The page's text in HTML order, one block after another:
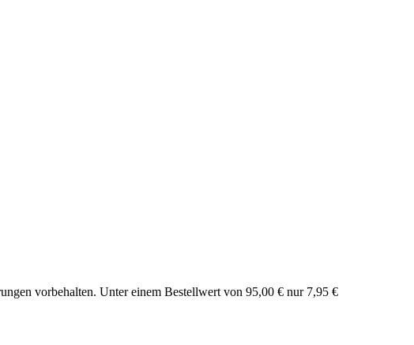
vorbehalten. Unter einem Bestellwert von 95,00 € nur 7,95 €